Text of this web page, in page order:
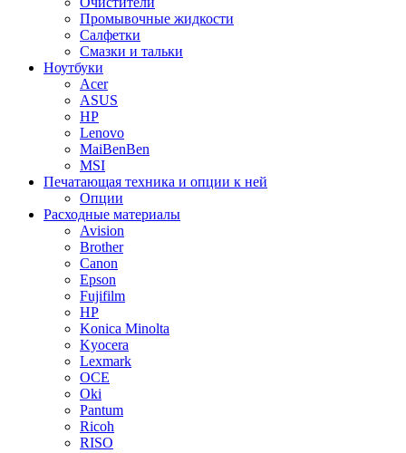
Промывочные жидкости
Салфетки
Смазки и тальки
Ноутбуки
Acer
ASUS
HP
Lenovo
MaiBenBen
MSI
Печатающая техника и опции к ней
Опции
Расходные материалы
Avision
Brother
Canon
Epson
Fujifilm
HP
Konica Minolta
Kyocera
Lexmark
OCE
Oki
Pantum
Ricoh
RISO